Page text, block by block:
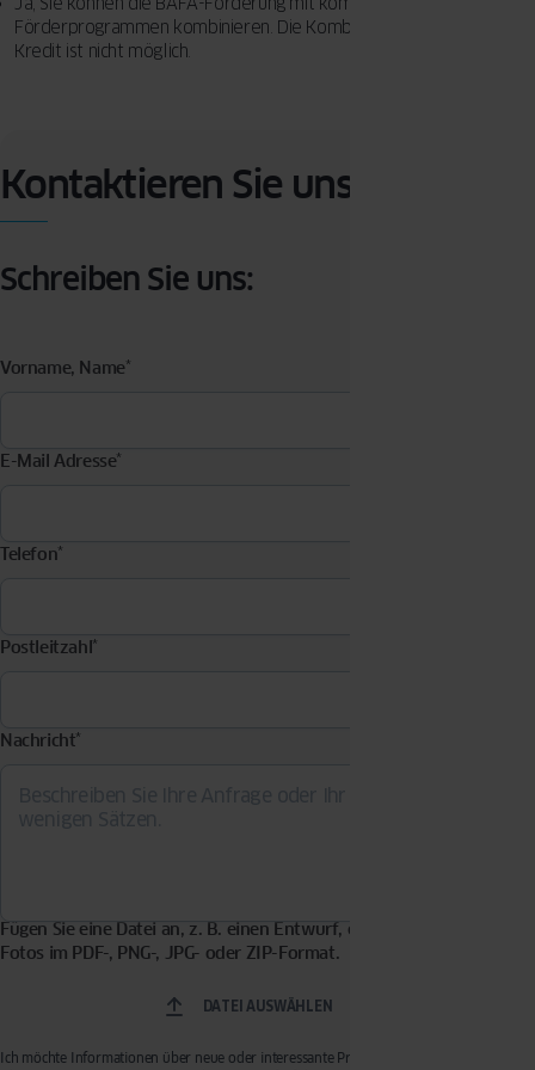
Förderprogrammen kombinieren. Die Kombination mit einem KfW-
Kredit ist nicht möglich.
Kontaktieren Sie uns
Schreiben Sie uns:
Vorname, Name*
E-Mail Adresse*
Telefon*
Postleitzahl*
Nachricht*
Fügen Sie eine Datei an, z. B. einen Entwurf, eine Visualisierung,
Fotos im PDF-, PNG-, JPG- oder ZIP-Format.
DATEI AUSWÄHLEN
Ich möchte Informationen über neue oder interessante Produkte, Dienstleistungen und